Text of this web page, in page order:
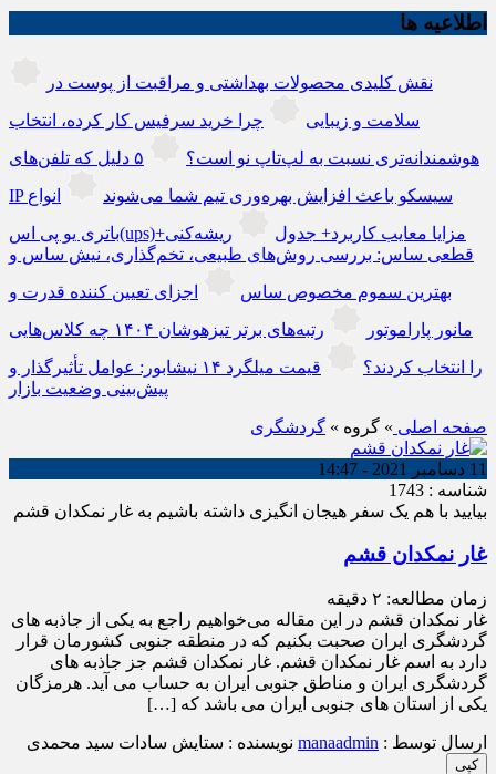
اطلاعیه ها
نقش کلیدی محصولات بهداشتی و مراقبت از پوست در
سلامت و زیبایی
چرا خرید سرفیس کار کرده، انتخاب
هوشمندانه‌تری نسبت به لپ‌تاپ نو است؟
۵ دلیل که تلفن‌های
IP سیسکو باعث افزایش بهره‌وری تیم شما می‌شوند
انواع
باتری یو پی اس(ups)+مزایا معایب کاربرد+ جدول
ریشه‌کنی
قطعی ساس: بررسی روش‌های طبیعی، تخم‌گذاری، نیش ساس و
بهترین سموم مخصوص ساس
اجزای تعیین کننده قدرت و
مانور پاراموتور
رتبه‌های برتر تیزهوشان ۱۴۰۴ چه کلاس‌هایی
را انتخاب کردند؟
قیمت میلگرد ۱۴ نیشابور: عوامل تأثیرگذار و
پیش‌بینی وضعیت بازار
صفحه اصلی » گروه » گردشگری
11 دسامبر 2021 - 14:47
شناسه : 1743
بیایید با هم یک سفر هیجان انگیزی داشته باشیم به غار نمکدان قشم
غار نمکدان قشم
زمان مطالعه: ۲ دقیقه
غار نمکدان قشم در این مقاله می‌خواهیم راجع به یکی از جاذبه های
گردشگری ایران صحبت بکنیم که در منطقه جنوبی کشورمان قرار
دارد به اسم غار نمکدان قشم. غار نمکدان قشم جز جاذبه های
گردشگری ایران و مناطق جنوبی ایران به حساب می آید. هرمزگان
یکی از استان های جنوبی ایران می باشد که […]
ارسال توسط : manaadmin نویسنده : ستایش سادات سید محمدی
کپی